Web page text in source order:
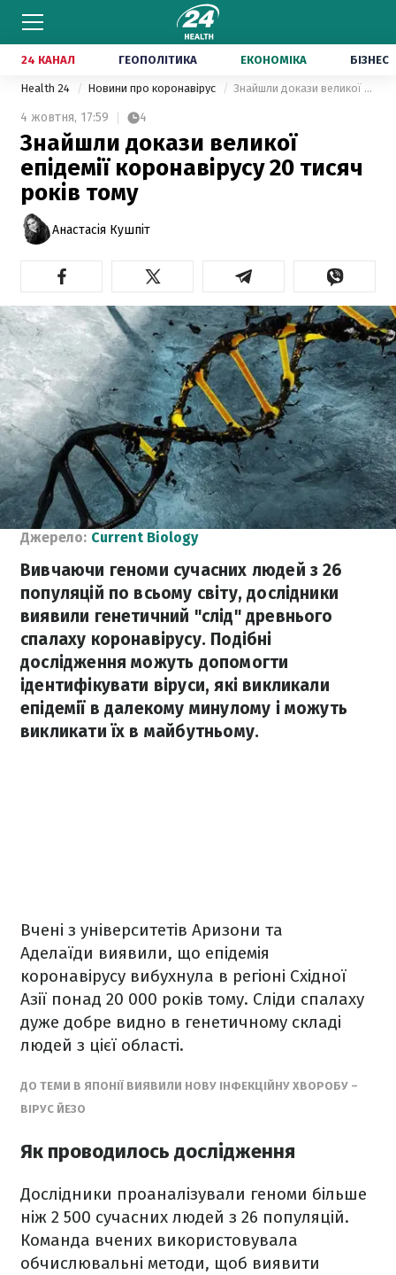
24 КАНАЛ ГЕОПОЛІТИКА ЕКОНОМІКА БІЗНЕС
Health 24 Новини про коронавірус Знайшли докази великої епідемії коронавірусу 20 тисяч років тому
4 жовтня, 17:59 4
Знайшли докази великої
епідемії коронавірусу 20 тисяч
років тому
Анастасія Кушпіт
Джерело: Current Biology
Вивчаючи геноми сучасних людей з 26
популяцій по всьому світу, дослідники
виявили генетичний "слід" древнього
спалаху коронавірусу. Подібні
дослідження можуть допомогти
ідентифікувати віруси, які викликали
епідемії в далекому минулому і можуть
викликати їх в майбутньому.
Вчені з університетів Аризони та
Аделаїди виявили, що епідемія
коронавірусу вибухнула в регіоні Східної
Азії понад 20 000 років тому. Сліди спалаху
дуже добре видно в генетичному складі
людей з цієї області.
ДО ТЕМИ В ЯПОНІЇ ВИЯВИЛИ НОВУ ІНФЕКЦІЙНУ ХВОРОБУ –
ВІРУС ЙЕЗО
Як проводилось дослідження
Дослідники проаналізували геноми більше
ніж 2 500 сучасних людей з 26 популяцій.
Команда вчених використовувала
обчислювальні методи, щоб виявити